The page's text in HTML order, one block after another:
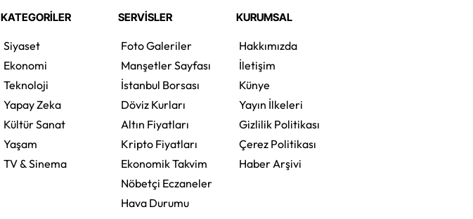
KATEGORİLER
Siyaset
Ekonomi
Teknoloji
Yapay Zeka
Kültür Sanat
Yaşam
TV & Sinema
SERVİSLER
Foto Galeriler
Manşetler Sayfası
İstanbul Borsası
Döviz Kurları
Altın Fiyatları
Kripto Fiyatları
Ekonomik Takvim
Nöbetçi Eczaneler
Hava Durumu
KURUMSAL
Hakkımızda
İletişim
Künye
Yayın İlkeleri
Gizlilik Politikası
Çerez Politikası
Haber Arşivi